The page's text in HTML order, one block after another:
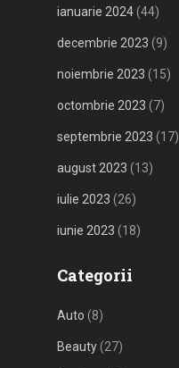
ianuarie 2024(44)
decembrie 2023 (9)
noiembrie 2023 (15)
octombrie 2023 (7)
septembrie 2023 (17)
august 2023 (13)
iulie 2023 (26)
iunie 2023 (18)
Categorii
Auto (8)
Beauty(27)